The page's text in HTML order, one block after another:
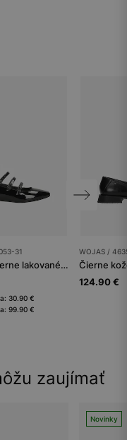
31
Dámske čierne lakované balerínky s viacerými remienkami
30.90 €
99.90 €
WOJAS /
124.90 €
zaujímať
Novinky